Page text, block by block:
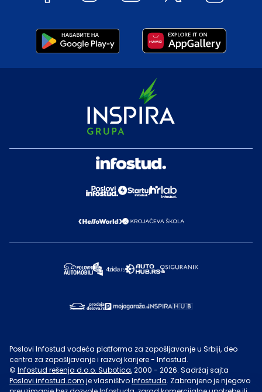
Poslovi Infostud vodeća platforma za zapošljavanje u Srbiji, deo
centra za zapošljavanje i razvoj karijere - Infostud.
© Infostud rešenja d.o.o. Subotica, 2000 - 2026. Sadržaj sajta
Poslovi.infostud.com je vlasništvoInfostuda. Zabranjeno je njegovo